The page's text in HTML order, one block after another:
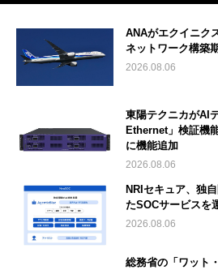
ANAがエクイニク
ネットワーク構築
2026.08.06
東陽テクニカがAI
Ethernet」検証機
に機能追加
2026.08.06
NRIセキュア、独
たSOCサービスを
2026.08.06
総務省の「ワット